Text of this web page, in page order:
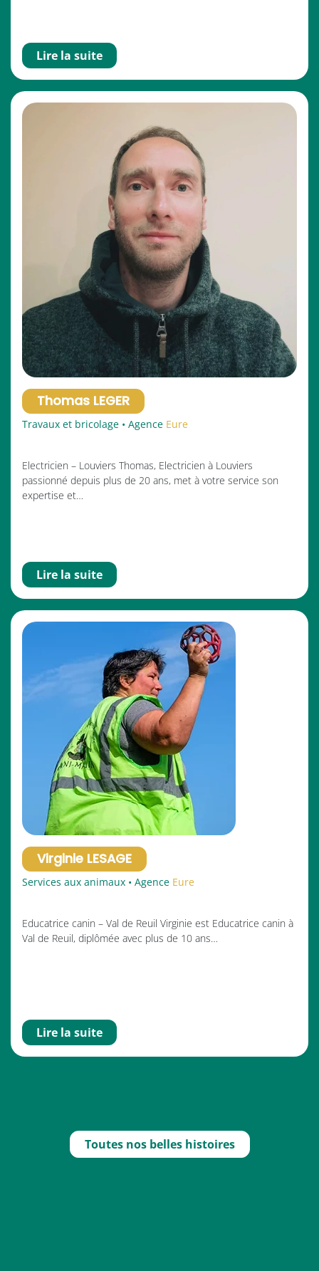
Lire la suite
Thomas LEGER
Travaux et bricolage • Agence Eure
Electricien – Louviers Thomas, Electricien à Louviers
passionné depuis plus de 20 ans, met à votre service son
expertise et…
Lire la suite
Virginie LESAGE
Services aux animaux • Agence Eure
Educatrice canin – Val de Reuil Virginie est Educatrice canin à
Val de Reuil, diplômée avec plus de 10 ans…
Lire la suite
Toutes nos belles histoires